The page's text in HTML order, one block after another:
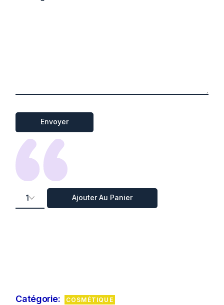
Envoyer
Shampooing aloè vera organique pour cheveux secs
Ajouter Au Panier
Catégorie: COSMÉTIQUE